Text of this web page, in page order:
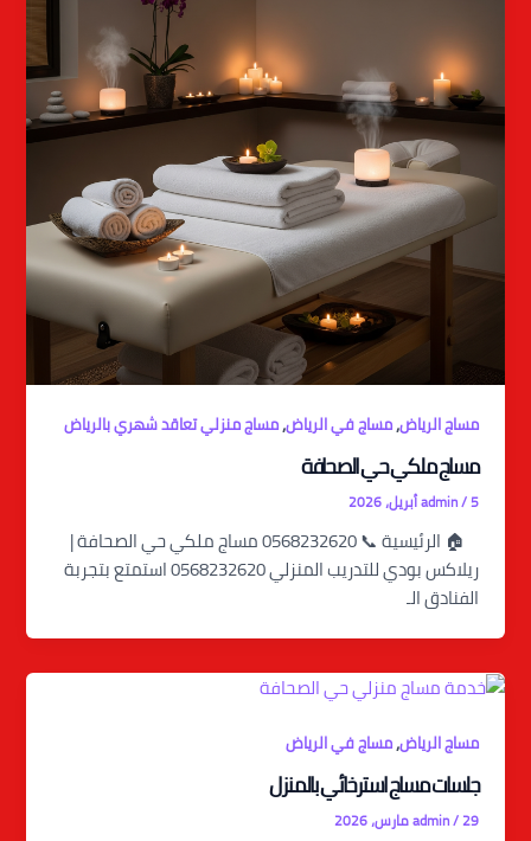
مساج الرياض,مساج في الرياض,مساج منزلي تعاقد شهري بالرياض
مساج ملكي حي الصحافة
admin/5 أبريل، 2026
🏠 الرئيسية 📞 0568232620 مساج ملكي حي الصحافة |
ريلاكس بودي للتدريب المنزلي 0568232620 استمتع بتجربة
الفنادق الـ
مساج الرياض,مساج في الرياض
جلسات مساج استرخائي بالمنزل
admin/29 مارس، 2026